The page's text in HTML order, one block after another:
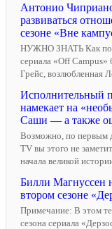
Антонио Чиприано
развиваться
сезоне «Вне
НУЖНО ЗНАТЬ Как
сериала «Off
Грейс, возлюбленная
Исполнительный
намекает на
Саши — а также
Возможно, по первым
TV вы этого не
начала великой
Билли Магнуссен
втором сезоне
Примечание: В этом
сезона сериала